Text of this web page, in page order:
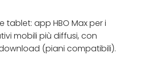
tablet: app HBO Max per i
mobili più diffusi, con
(piani compatibili).